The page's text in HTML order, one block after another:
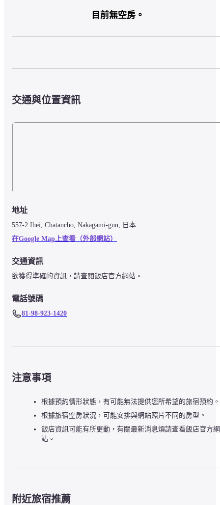
This hotel makes a great place to kick back and relax after a long day of
sightseeing. This Chatan hotel features parking on site.
目前無空房。
交通與位置資訊
地址
557-2 Ihei, Chatancho, Nakagami-gun, 日本
在Google Map上查看（外部網站）
交通資訊
欲獲得準確的資訊，請查閱飯店官方網站。
電話號碼
81-98-923-1420
注意事項
根據預約情形狀態，有可能無法提供您所希望的旅宿預約。
根據旅宿空房狀況，可能安排與網站照片不同的房型。
飯店資訊可能有所更動，有關最新消息煩請查看飯店官方網
站。
附近旅宿推薦